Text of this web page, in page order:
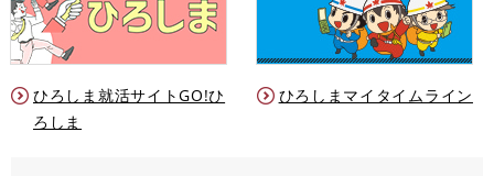
ひろしま就活サイトGO!ひ
ろしま
ひろしまマイタイムライン